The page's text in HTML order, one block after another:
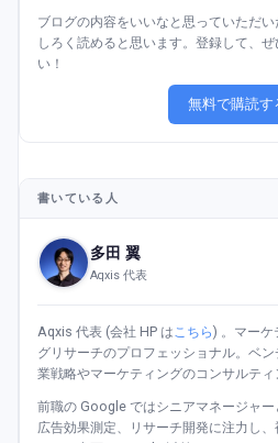
ブログの内容をいいなと思っていただ
しろく読めると思います。登録して、
い！
無料で購読
書いている人
多田 翼
Aqxis 代表
Aqxis 代表 (会社 HP はこちら) 。マーケ
グリサーチのプロフェッショナル。ベ
業戦略やマーケティングのコンサルティ
前職の Google ではシニアマネージャ
広告効果測定、リサーチ開発に注力し